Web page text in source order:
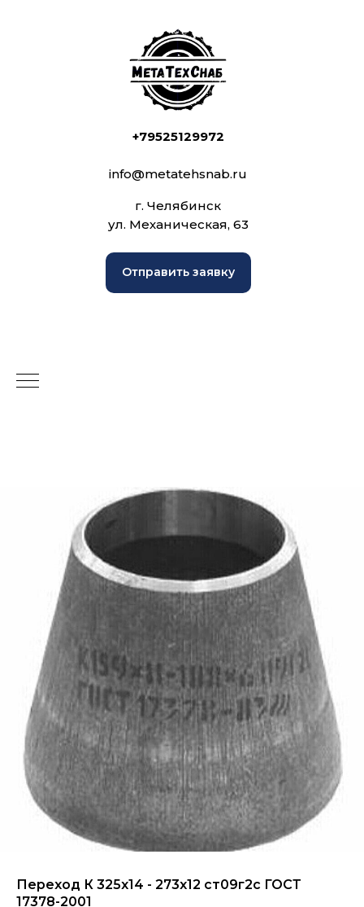
+79525129972
info@metatehsnab.ru
г. Челябинск
ул. Механическая, 63
Отправить заявку
Переход К 325x14 - 273x12 ст09г2с ГОСТ
17378-2001